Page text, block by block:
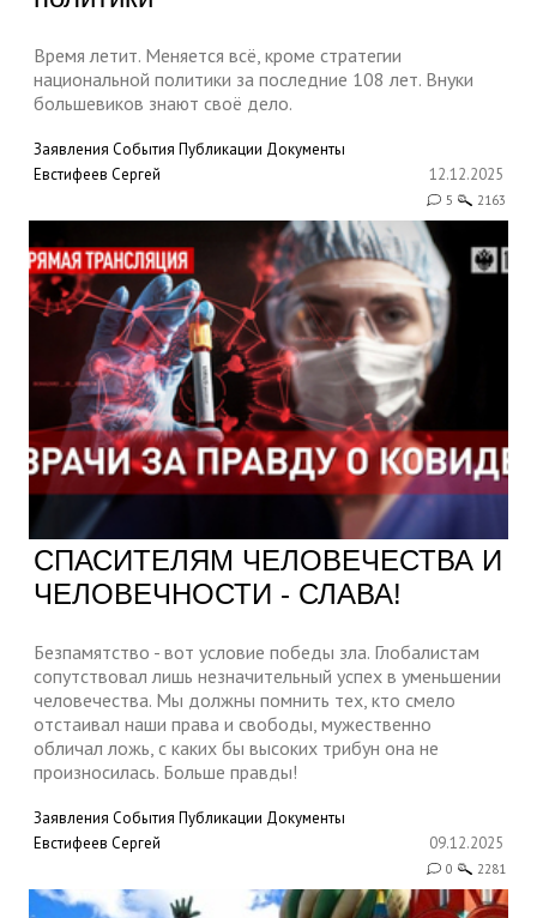
Время летит. Меняется всё, кроме стратегии
национальной политики за последние 108 лет. Внуки
большевиков знают своё дело.
Заявления События Публикации Документы
Евстифеев Сергей
12.12.2025
5 2163
СПАСИТЕЛЯМ ЧЕЛОВЕЧЕСТВА И
ЧЕЛОВЕЧНОСТИ - СЛАВА!
Безпамятство - вот условие победы зла. Глобалистам
сопутствовал лишь незначительный успех в уменьшении
человечества. Мы должны помнить тех, кто смело
отстаивал наши права и свободы, мужественно
обличал ложь, с каких бы высоких трибун она не
произносилась. Больше правды!
Заявления События Публикации Документы
Евстифеев Сергей
09.12.2025
0 2281